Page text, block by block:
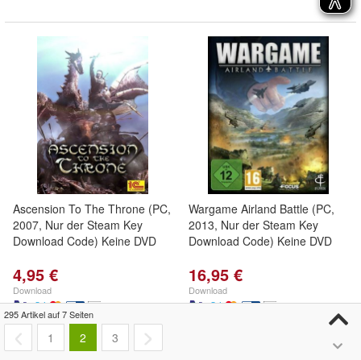
Ascension To The Throne (PC,
2007, Nur der Steam Key
Download Code) Keine DVD
4,95 €
Download
Wargame Airland Battle (PC,
2013, Nur der Steam Key
Download Code) Keine DVD
16,95 €
Download
295 Artikel auf 7 Seiten
1 2 3